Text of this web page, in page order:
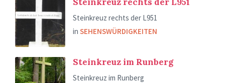
Steinkreuz rechts der L951
in SEHENSWÜRDIGKEITEN
Steinkreuz im Runberg
Steinkreuz im Runberg